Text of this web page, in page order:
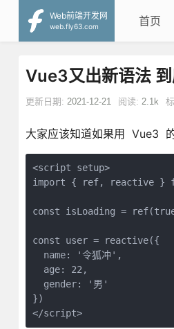
Web前端开发网
web.fly63.com
首页
Vue3又出新语法 到
更新日期: 2021-12-21 阅读: 2.1k
大家应该知道如果用 Vue3
<script setup>
import { ref, reactive }
const isLoading =
const user = reactive({
  name: '令狐冲',
  age: 22,
  gender: '男'
})
</script>